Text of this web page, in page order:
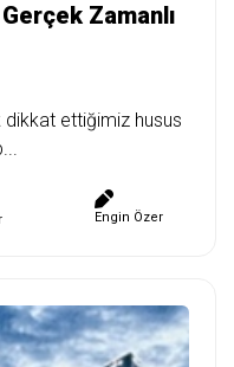
Zamanlı
dikkat ettiğimiz husus
Engin Özer